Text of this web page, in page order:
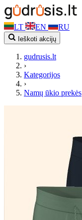
LT EN RU
Ieškoti akcijų
gudrusis.lt
›
Kategorijos
›
Namų ūkio prekės